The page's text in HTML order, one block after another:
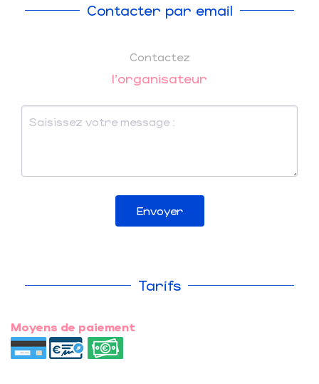
Contacter par email
Contactez
l'organisateur
Envoyer
Tarifs
Moyens de paiement